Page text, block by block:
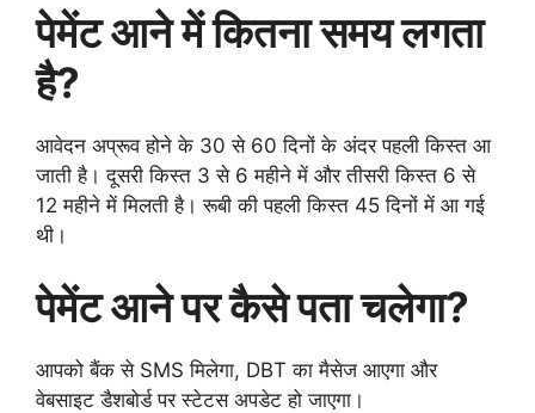
पेमेंट आने में कितना समय लगता
है?
आवेदन अप्रूव होने के 30 से 60 दिनों के अंदर पहली किस्त आ
जाती है। दूसरी किस्त 3 से 6 महीने में और तीसरी किस्त 6 से
12 महीने में मिलती है। रूबी की पहली किस्त 45 दिनों में आ गई
थी।
पेमेंट आने पर कैसे पता चलेगा?
आपको बैंक से SMS मिलेगा, DBT का मैसेज आएगा और
वेबसाइट डैशबोर्ड पर स्टेटस अपडेट हो जाएगा।